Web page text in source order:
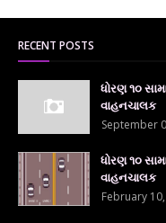
RECENT POSTS
ધોરણ ૧૦
વાહનચાલક
September
ધોરણ ૧૦
વાહનચાલક
February